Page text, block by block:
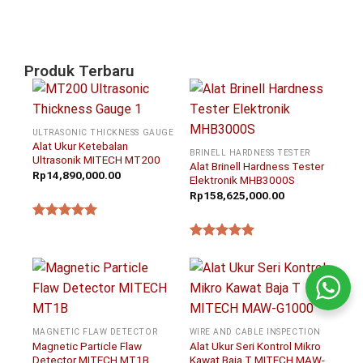
Produk Terbaru
ULTRASONIC THICKNESS GAUGE
Alat Ukur Ketebalan
Ultrasonik MITECH MT200
Rp14,890,000.00
BRINELL HARDNESS TESTER
Alat Brinell Hardness Tester
Elektronik MHB3000S
Rp158,625,000.00
MAGNETIC FLAW DETECTOR
Magnetic Particle Flaw
Detector MITECH MT1B
WIRE AND CABLE INSPECTION
Alat Ukur Seri Kontrol Mikro
Kawat Baja T MITECH MAW-